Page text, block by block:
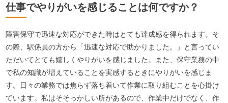
仕事でやりがいを感じることは何ですか？
障害保守で迅速な対応ができた時はとても達成感を得られます。そ
の際、駅係員の方から「迅速な対応で助かりました。」と言ってい
ただいてとても嬉しくやりがいを感じました。また、保守業務の中
で私の知識が増えていることを実感するときにやりがいを感じま
す。日々の業務では焦らず落ち着いて作業に取り組むことを心掛け
ています。私はそそっかしい所があるので、作業中だけでなく、作